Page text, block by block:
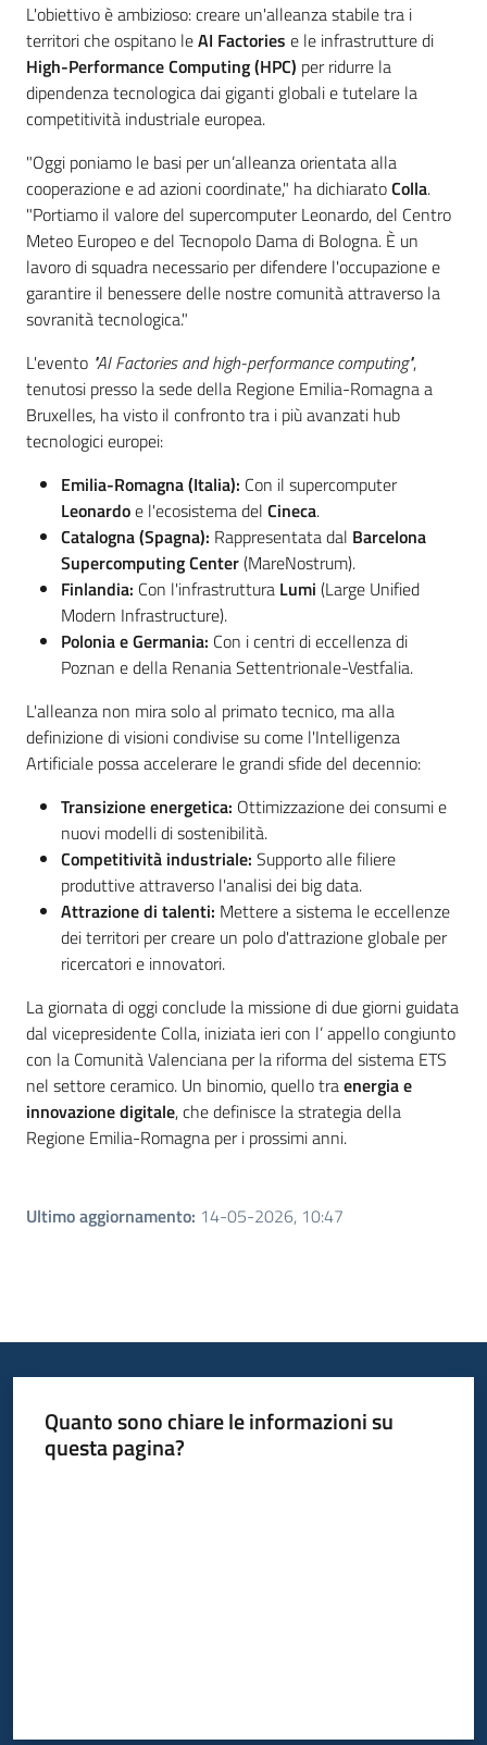
L'obiettivo è ambizioso: creare un'alleanza stabile tra i
territori che ospitano leAI Factories e le infrastrutture di
High-Performance Computing (HPC) per ridurre la
dipendenza tecnologica dai giganti globali e tutelare la
competitività industriale europea.
"Oggi poniamo le basi per un’alleanza orientata alla
cooperazione e ad azioni coordinate," ha dichiaratoColla.
"Portiamo il valore del supercomputer Leonardo, del Centro
Meteo Europeo e del Tecnopolo Dama di Bologna. È un
lavoro di squadra necessario per difendere l'occupazione e
garantire il benessere delle nostre comunità attraverso la
sovranità tecnologica."
L'evento "AI Factories and high-performance computing",
tenutosi presso la sede della Regione Emilia-Romagna a
Bruxelles, ha visto il confronto tra i più avanzati hub
tecnologici europei:
Emilia-Romagna (Italia): Con il supercomputer
Leonardoe l'ecosistema del Cineca.
Catalogna (Spagna): Rappresentata dal Barcelona
Supercomputing Center(MareNostrum).
Finlandia: Con l'infrastruttura Lumi (Large Unified
Modern Infrastructure).
Polonia e Germania: Con i centri di eccellenza di
Poznan e della Renania Settentrionale-Vestfalia.
L'alleanza non mira solo al primato tecnico, ma alla
definizione di visioni condivise su come l'Intelligenza
Artificiale possa accelerare le grandi sfide del decennio:
Transizione energetica: Ottimizzazione dei consumi e
nuovi modelli di sostenibilità.
Competitività industriale: Supporto alle filiere
produttive attraverso l'analisi dei big data.
Attrazione di talenti: Mettere a sistema le eccellenze
dei territori per creare un polo d'attrazione globale per
ricercatori e innovatori.
La giornata di oggi conclude la missione di due giorni guidata
dal vicepresidente Colla, iniziata ieri con l’ appello congiunto
con la Comunità Valenciana per la riforma del sistema ETS
nel settore ceramico. Un binomio, quello traenergia e
innovazione digitale, che definisce la strategia della
Regione Emilia-Romagna per i prossimi anni.
Ultimo aggiornamento: 14-05-2026, 10:47
Quanto sono chiare le informazioni su
questa pagina?